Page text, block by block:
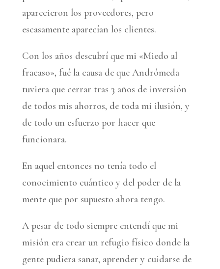
aparecieron los proveedores, pero
escasamente aparecían los clientes.
Con los años descubrí que mi «Miedo al
fracaso», fué la causa de que Andrómeda
tuviera que cerrar tras 3 años de inversión
de todos mis ahorros, de toda mi ilusión, y
de todo un esfuerzo por hacer que
funcionara.
En aquel entonces no tenía todo el
conocimiento cuántico y del poder de la
mente que por supuesto ahora tengo.
A pesar de todo siempre entendí que mi
misión era crear un refugio físico donde la
gente pudiera sanar, aprender y cuidarse de